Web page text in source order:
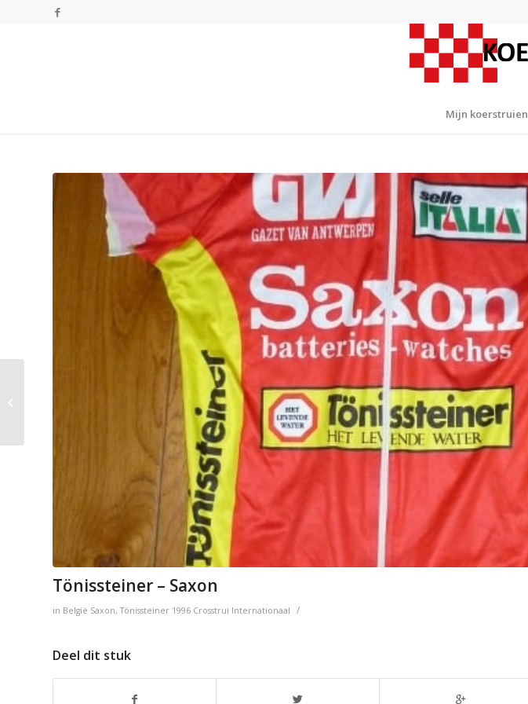
Mijn koerstruien
Tönissteiner – Saxon
in België Saxon,Tönissteiner 1996 Crosstrui Internationaal /
Deel dit stuk